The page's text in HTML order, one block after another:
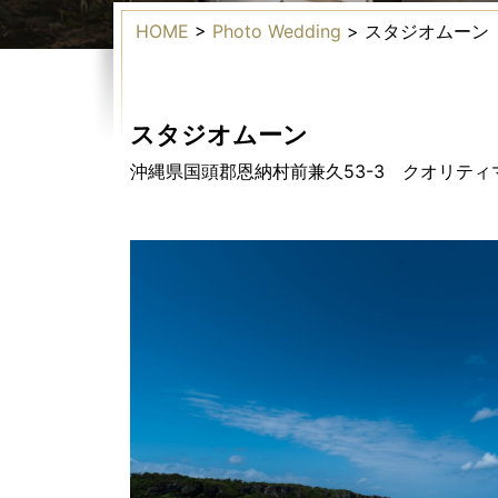
HOME > Photo Wedding > スタジオムーン
スタジオムーン
沖縄県国頭郡恩納村前兼久53-3 クオリティ